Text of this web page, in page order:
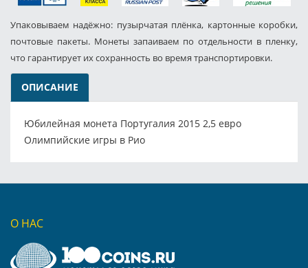
Упаковываем надёжно: пузырчатая плёнка, картонные коробки,
почтовые пакеты. Монеты запаиваем по отдельности в пленку,
что гарантирует их сохранность во время транспортировки.
ОПИСАНИЕ
Юбилейная монета Португалия 2015 2,5 евро
Олимпийские игры в Рио
О НАС